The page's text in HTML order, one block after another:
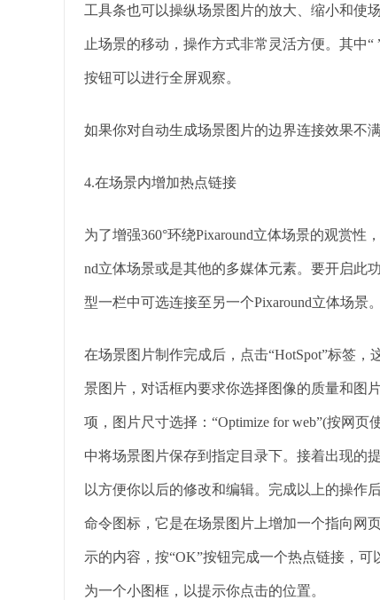
工具条也可以操纵场景图片的放大、缩小和使
止场景的移动，操作方式非常灵活方便。其中
按钮可以进行全屏观察。
如果你对自动生成场景图片的边界连接效果不
4.在场景内增加热点链接
为了增强360°环绕Pixaround立体场景的观赏性
nd立体场景或是其他的多媒体元素。要开启此
型一栏中可选连接至另一个Pixaround立体场景。
在场景图片制作完成后，点击“HotSpot”标签
景图片，对话框内要求你选择图像的质量和图
项，图片尺寸选择：“Optimize for web”(按网
中将场景图片保存到指定目录下。接着出现的
以方便你以后的修改和编辑。完成以上的操作
命令图标，它是在场景图片上增加一个指向网
示的内容，按“OK”按钮完成一个热点链接，
为一个小图框，以提示你点击的位置。